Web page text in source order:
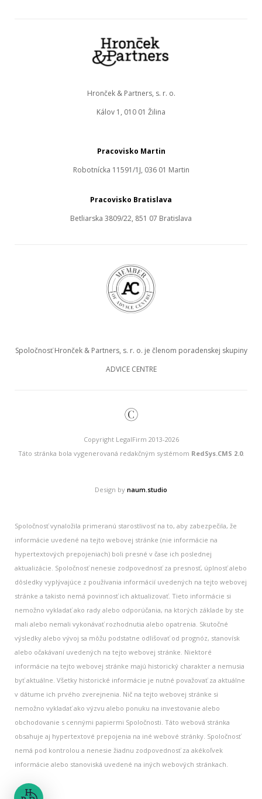
Pracovisko Martin
Robotnícka 11591/1J, 036 01 Martin
Hronček & Partners, s. r. o.
Kálov 1, 010 01 Žilina
Pracovisko Bratislava
Betliarska 3809/22, 851 07 Bratislava
Spoločnosť Hronček & Partners, s. r. o. je členom poradenskej skupiny
ADVICE CENTRE
©
Copyright LegalFirm 2013-2026
Táto stránka bola vygenerovaná redakčným systémom RedSys.CMS 2.0.
Design by naum.studio
Spoločnosť vynaložila primeranú starostlivosť na to, aby zabezpečila, že
informácie uvedené na tejto webovej stránke (nie informácie na
hypertextových prepojeniach) boli presné v čase ich poslednej
aktualizácie. Spoločnosť nenesie zodpovednosť za presnosť, úplnosť alebo
dôsledky vyplývajúce z používania informácií uvedených na tejto webovej
stránke a takisto nemá povinnosť ich aktualizovať. Tieto informácie si
nemožno vykladať ako rady alebo odporúčania, na ktorých základe by ste
mali alebo nemali vykonávať rozhodnutia alebo opatrenia. Skutočné
výsledky alebo vývoj sa môžu podstatne odlišovať od prognóz, stanovísk
alebo očakávaní uvedených na tejto webovej stránke. Niektoré
informácie na tejto webovej stránke majú historický charakter a nemusia
byť aktuálne. Všetky historické informácie je nutné považovať za aktuálne
v dátume ich prvého zverejnenia. Nič na tejto webovej stránke si
nemožno vykladať ako výzvu alebo ponuku na investovanie alebo
obchodovanie s cennými papiermi Spoločnosti. Táto webová stránka
obsahuje aj hypertextové prepojenia na iné webové stránky. Spoločnosť
nemá pod kontrolou a nenesie žiadnu zodpovednosť za akékoľvek
informácie alebo stanoviská uvedené na iných webových stránkach.